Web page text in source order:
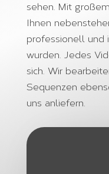
sehen. Mit
Ihnen
professionell und
wurden. Jedes
sich. Wir
Sequenzen
uns anliefern.